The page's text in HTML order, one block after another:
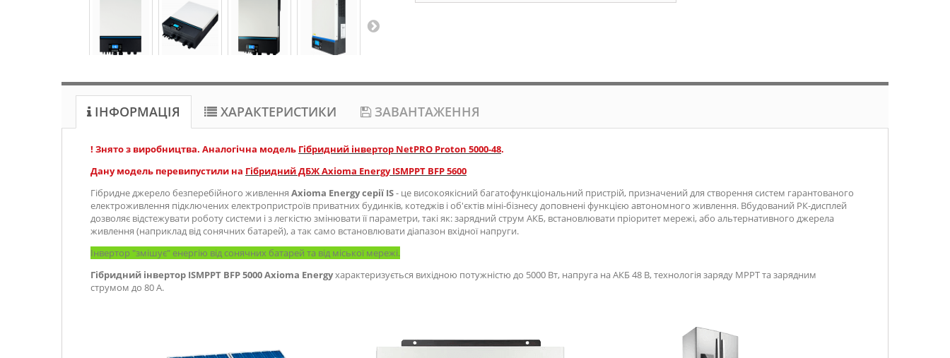
ІНФОРМАЦІЯ ХАРАКТЕРИСТИКИ ЗАВАНТАЖЕННЯ
! Знято з виробництва. Аналогічна модель Гібридний інвертор NetPRO Proton 5000-48.
Дану модель перевипустили на Гібридний ДБЖ Axioma Energy ISMPPT BFP 5600
Гібридне джерело безперебійного живлення Axioma Energy серії IS- це високоякісний багатофункціональний пристрій, призначений для створення систем гарантованого
електроживлення підключених електропристроїв приватних будинків, котеджів і об'єктів міні-бізнесу доповнені функцією автономного живлення. Вбудований РК-дисплей
дозволяє відстежувати роботу системи і з легкістю змінювати її параметри, такі як: зарядний струм АКБ, встановлювати пріоритет мережі, або альтернативного джерела
живлення (наприклад від сонячних батарей), а так само встановлювати діапазон вхідної напруги.
Інвертор "змішує" енергію від сонячних батарей та від міської мережі.
Гібридний інвертор ISMPPT BFP 5000Axioma Energyхарактеризується вихідною потужністю до 5000 Вт, напруга на АКБ 48 В, технологія заряду MPPT та зарядним
струмом до 80 А.